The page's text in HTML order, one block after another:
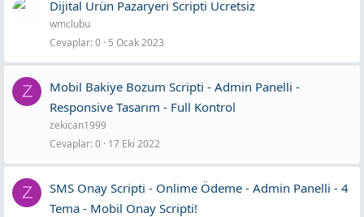
Dijital Ürün Pazaryeri Scripti Ücretsiz
wmclubu
Cevaplar 0 5 Ocak 2023
Z
Mobil Bakiye Bozum Scripti - Admin Panelli -
Responsive Tasarım - Full Kontrol
zekican1999
Cevaplar 0 17 Eki 2022
Z
SMS Onay Scripti - Onlime Ödeme - Admin Panelli - 4
Tema - Mobil Onay Scripti!